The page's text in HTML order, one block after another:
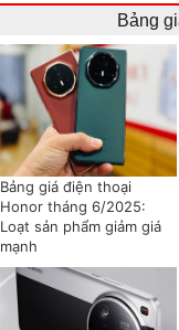
Bảng
Bảng giá điện thoại
Honor tháng 6/2025:
Loạt sản phẩm giảm giá
mạnh